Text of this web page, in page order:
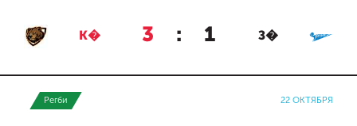
К� 3 : 1 З�
Регби 22 ОКТЯБРЯ